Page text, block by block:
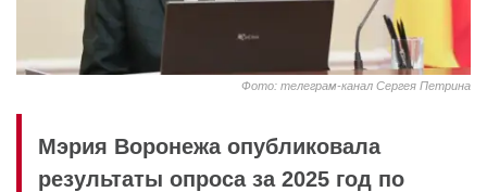
Фото: телеграм-канал Сергея Петрина
Мэрия Воронежа опубликовала
результаты опроса за 2025 год по